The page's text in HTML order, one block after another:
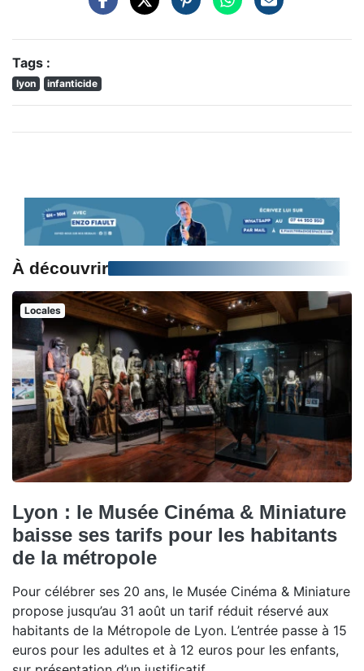
Tags :
lyon infanticide
À découvrir
Locales
Lyon : le Musée Cinéma & Miniature
baisse ses tarifs pour les habitants
de la métropole
Pour célébrer ses 20 ans, le Musée Cinéma & Miniature
propose jusqu’au 31 août un tarif réduit réservé aux
habitants de la Métropole de Lyon. L’entrée passe à 15
euros pour les adultes et à 12 euros pour les enfants,